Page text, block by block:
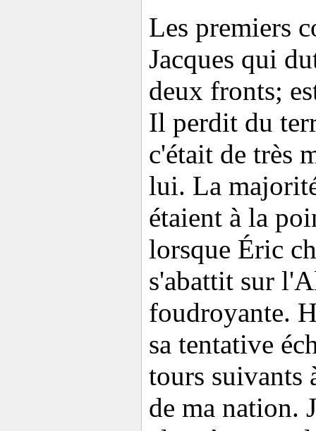
Les premiers
Jacques qui
deux fronts;
Il perdit du
c'était de très
lui. La
étaient à la
lorsque Éric
s'abattit sur
foudroyante.
sa tentative
tours suivants
de ma nation.